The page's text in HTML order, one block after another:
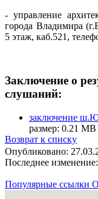
- управление
города Владимира
5 этаж, каб.521,
Заключение о
слушаний:
заключение
размер: 0.21 MB
Возврат к списку
Опубликовано:
Последнее
Популярные ссылки